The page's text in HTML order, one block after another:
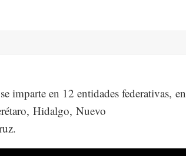
imparte en 12 entidades federativas,
Hidalgo, Nuevo